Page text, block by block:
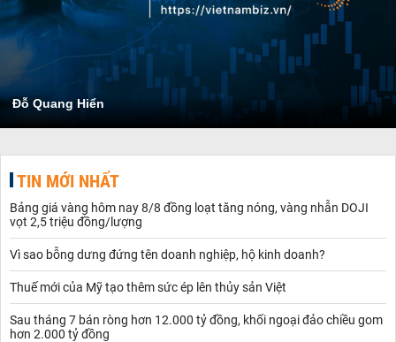
Đỗ Quang Hiển
TIN MỚI NHẤT
Bảng giá vàng hôm nay 8/8 đồng loạt tăng nóng, vàng nhẫn DOJI
vọt 2,5 triệu đồng/lượng
Vì sao bỗng dưng đứng tên doanh nghiệp, hộ kinh doanh?
Thuế mới của Mỹ tạo thêm sức ép lên thủy sản Việt
Sau tháng 7 bán ròng hơn 12.000 tỷ đồng, khối ngoại đảo chiều gom
hơn 2.000 tỷ đồng